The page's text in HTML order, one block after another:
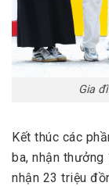
Gia
Kết thúc các
ba, nhận thưởng
nhận 23 triệu